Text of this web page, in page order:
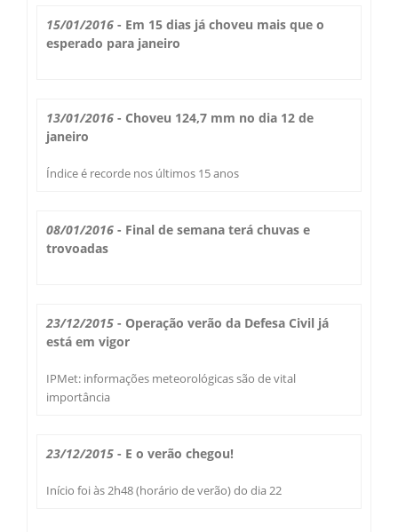
Chuva Diária
Umidade do Solo
Estações do Ano
Publicações
Observador Voluntário
15/01/2016 - Em 15 dias já choveu mais que o
esperado para janeiro
13/01/2016 - Choveu 124,7 mm no dia 12 de
janeiro
Índice é recorde nos últimos 15 anos
08/01/2016 - Final de semana terá chuvas e
trovoadas
23/12/2015 - Operação verão da Defesa Civil já
está em vigor
IPMet: informações meteorológicas são de vital
importância
23/12/2015 - E o verão chegou!
Início foi às 2h48 (horário de verão) do dia 22